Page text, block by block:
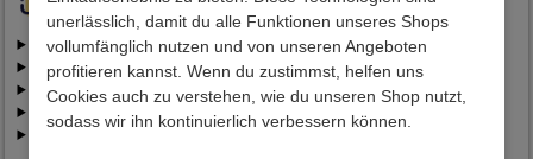
unerlässlich, damit du alle Funktionen unseres Shops
vollumfänglich nutzen und von unseren Angeboten
profitieren kannst. Wenn du zustimmst, helfen uns
Cookies auch zu verstehen, wie du unseren Shop nutzt,
sodass wir ihn kontinuierlich verbessern können.
Wieso kann ich hier so günstig einkaufen?
Wie wird die Qualität konstant sichergestellt?
Wie werden meine Daten geschützt?
Wann werden meine Möbel geliefert?